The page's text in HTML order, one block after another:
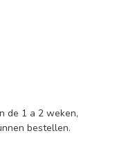
de 1 a 2 weken,
bestellen.